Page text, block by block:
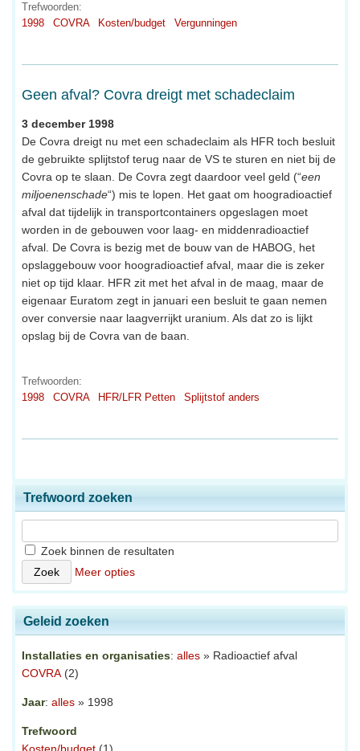
Trefwoorden:
1998
COVRA Kosten/budget Vergunningen
Geen afval? Covra dreigt met schadeclaim
3 december 1998
De Covra dreigt nu met een schadeclaim als HFR toch besluit
de gebruikte splijtstof terug naar de VS te sturen en niet bij de
Covra op te slaan. De Covra zegt daardoor veel geld (“een
miljoenenschade“) mis te lopen. Het gaat om hoogradioactief
afval dat tijdelijk in transportcontainers opgeslagen moet
worden in de gebouwen voor laag- en middenradioactief
afval. De Covra is bezig met de bouw van de HABOG, het
opslaggebouw voor hoogradioactief afval, maar die is zeker
niet op tijd klaar. HFR zit met het afval in de maag, maar de
eigenaar Euratom zegt in januari een besluit te gaan nemen
over conversie naar laagverrijkt uranium. Als dat zo is lijkt
opslag bij de Covra van de baan.
Trefwoorden:
1998
COVRA HFR/LFR Petten Splijtstof anders
Trefwoord zoeken
Zoek binnen de resultaten
Meer opties
Geleid zoeken
Installaties en organisaties: alles » Radioactief afval
COVRA (2)
Jaar: alles » 1998
Trefwoord